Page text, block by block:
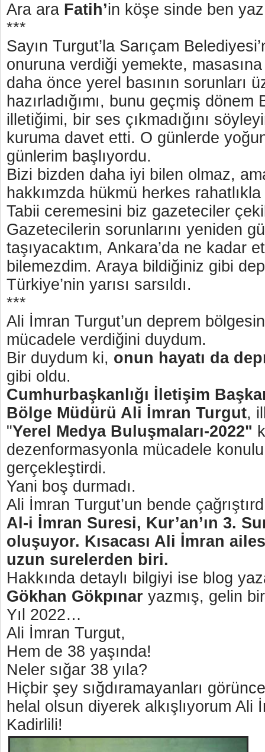
Ara ara Fatih’in köşe sinde ben
***
Sayın Turgut’la Sarıçam
onuruna verdiği yemekte, masasına
daha önce yerel basının sorunları
hazırladığımı, bunu geçmiş dönem
illetiğimi, bir ses çıkmadığını
kuruma davet etti. O günlerde
günlerim başlıyordu.
Bizi bizden daha iyi bilen olmaz,
hakkımzda hükmü herkes
Tabii ceremesini biz gazeteciler
Gazetecilerin sorunlarını yeniden
taşıyacaktım, Ankara’da ne kadar
bilemezdim. Araya bildiğiniz gibi
Türkiye’nin yarısı sarsıldı.
***
Ali İmran Turgut’un deprem
mücadele verdiğini duydum.
Bir duydum ki, onun hayatı da
gibi oldu.
Cumhurbaşkanlığı İletişim
Bölge Müdürü Ali İmran Turgut,
"Yerel Medya Buluşmaları-2022"
dezenformasyonla mücadele
gerçekleştirdi.
Yani boş durmadı.
Ali İmran Turgut’un bende
Al-i İmran Suresi, Kur’an’ın 3.
oluşuyor. Kısacası Ali İmran
uzun surelerden biri.
Hakkında detaylı bilgiyi ise blog
Gökhan Gökpınar yazmış, gelin
Yıl 2022…
Ali İmran Turgut,
Hem de 38 yaşında!
Neler sığar 38 yıla?
Hiçbir şey sığdıramayanları
helal olsun diyerek alkışlıyorum Ali
Kadirlili!